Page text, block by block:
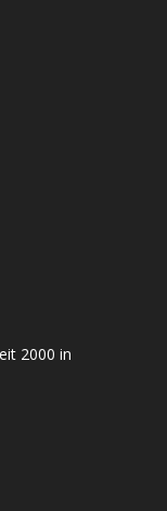
2000 in